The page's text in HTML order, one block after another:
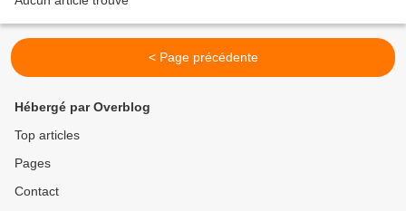
< Page précédente
Hébergé par Overblog
Top articles
Pages
Contact